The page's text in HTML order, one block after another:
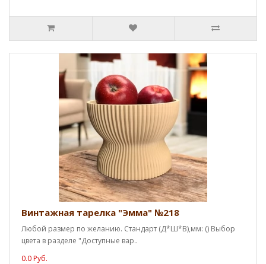
Винтажная тарелка "Эмма" №218
Любой размер по желанию. Стандарт (Д*Ш*В),мм: () Выбор
цвета в разделе "Доступные вар..
0.0 Руб.